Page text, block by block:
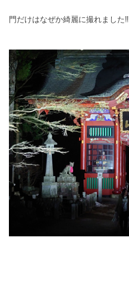
門だけはなぜか綺麗に撮れました‼